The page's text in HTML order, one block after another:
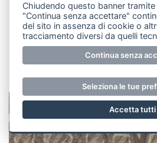
Buoni piazzamenti del
Maria al torneo “Shimpi
atleti sono guidati dal
dall’istruttrice
Chiudendo questo banner
"Continua senza accettare"
del sito in assenza di cookie o
tracciamento diversi da quelli
Continua senza
Seleziona le tue
Accetta tutti